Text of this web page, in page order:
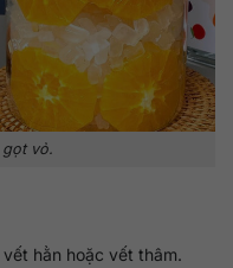
gọt vỏ.
hằn hoặc vết thâm.